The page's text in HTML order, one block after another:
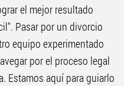
el mejor resultado
Pasar por un divorcio
equipo experimentado
por el proceso legal
Estamos aquí para guiarlo